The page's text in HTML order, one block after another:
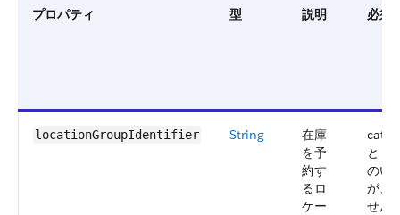
プロパティ 型 説明 必須
locationGroupIdentifier String
在庫
を予
約す
るロ
ケー
と
のい
が、
せん